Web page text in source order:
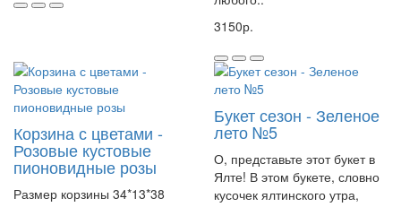
3150р.
Корзина с цветами -
Розовые кустовые
пионовидные розы
Размер корзины 34*13*38
Букет сезон - Зеленое
лето №5
О, представьте этот букет в
Ялте! В этом букете, словно
кусочек ялтинского утра,